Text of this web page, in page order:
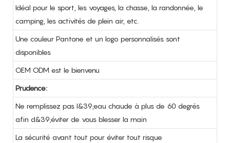
Idéal pour le sport, les voyages, la chasse, la randonnée, le
camping, les activités de plein air, etc.
Une couleur Pantone et un logo personnalisés sont
disponibles
OEM ODM est le bienvenu
Prudence:
Ne remplissez pas l&39;eau chaude à plus de 60 degrés
afin d&39;éviter de vous blesser la main
La sécurité avant tout pour éviter tout risque